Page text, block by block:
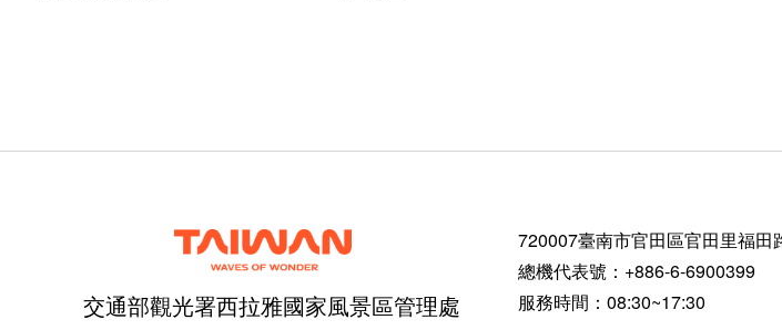
交通部觀光署西拉雅國家風景區管理處
720007臺南市官田區官田里福田
總機代表號：+886-6-6900399
服務時間：08:30~17:30